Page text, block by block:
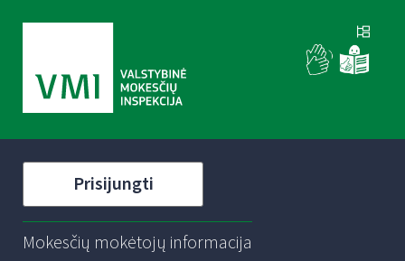
Prisijungti
Mokesčių mokėtojų informacija